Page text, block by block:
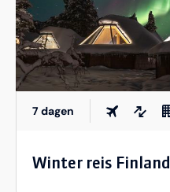
7 dagen
Winter reis